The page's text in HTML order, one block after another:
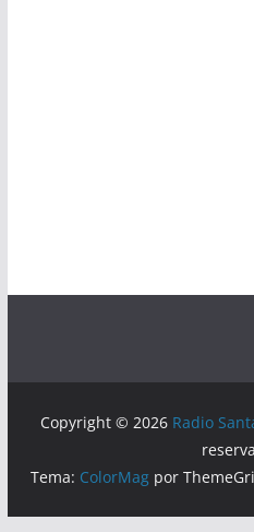
Copyright © 2026 Radio
Tema: ColorMag por